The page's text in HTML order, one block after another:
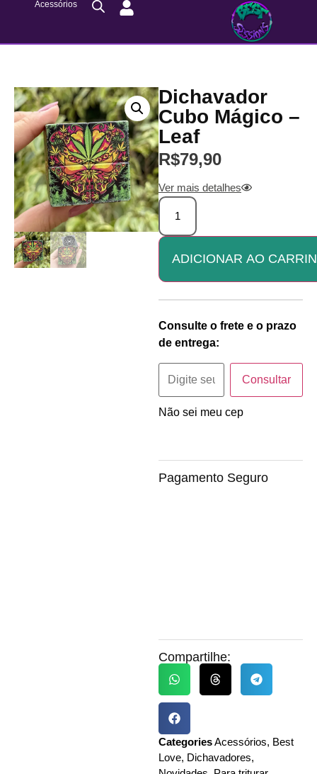
Acessórios
Dichavador
Cubo Mágico –
Leaf
R$79,90
Pagamento Seguro
Compartilhe:
CategoriesAcessórios, Best
Love, Dichavadores,
Ver mais detalhes
ADICIONAR AO
Consulte o frete e o prazo
de entrega:
Consultar
Não sei meu cep